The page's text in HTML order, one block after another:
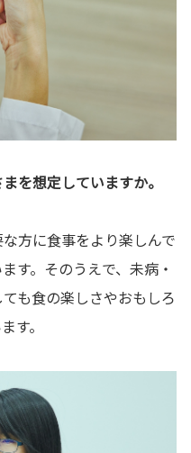
を想定していますか。
方に食事をより楽しんで
す。そのうえで、未病・
も食の楽しさやおもしろ
す。